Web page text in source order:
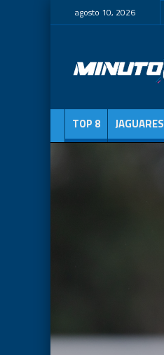
agosto 10, 2026
TOP 8 JAGUARES